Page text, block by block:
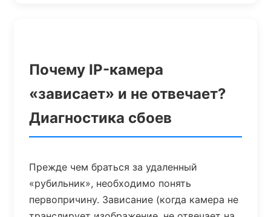
Почему IP-камера
«зависает» и не отвечает?
Диагностика сбоев
Прежде чем браться за удаленный
«рубильник», необходимо понять
первопричину. Зависание (когда камера не